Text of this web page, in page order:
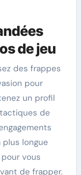
de jeu
des frappes
pour
un profil
de
plus longue
vous
de frapper.